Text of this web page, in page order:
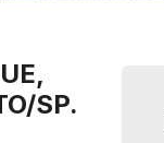
SP.